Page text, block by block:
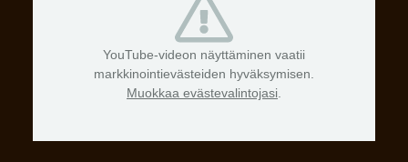
YouTube-videon näyttäminen vaatii
markkinointievästeiden hyväksymisen.
Muokkaa evästevalintojasi